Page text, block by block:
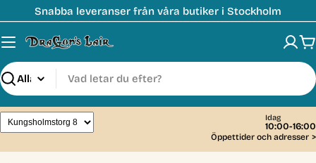
till
innehåll
Snabba leveranser från våra butiker i Stockholm
Sök
Idag
10:00-16:00
Öppettider och adresser >